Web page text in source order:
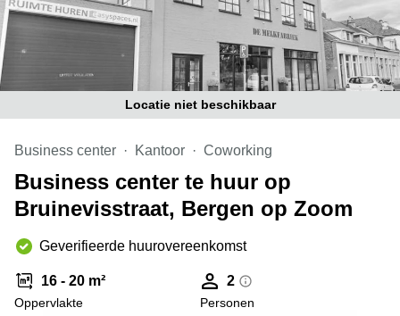
Den
Haag
space
Breda
Coworking
in Arnhem
Coworking
Hilversum
Coworking
space
Zwolle
Locatie niet beschikbaar
Business center Kantoor Coworking
Business center te huur op
Bruinevisstraat, Bergen op Zoom
Geverifieerde huurovereenkomst
16 - 20 m²
Oppervlakte
2
Personen